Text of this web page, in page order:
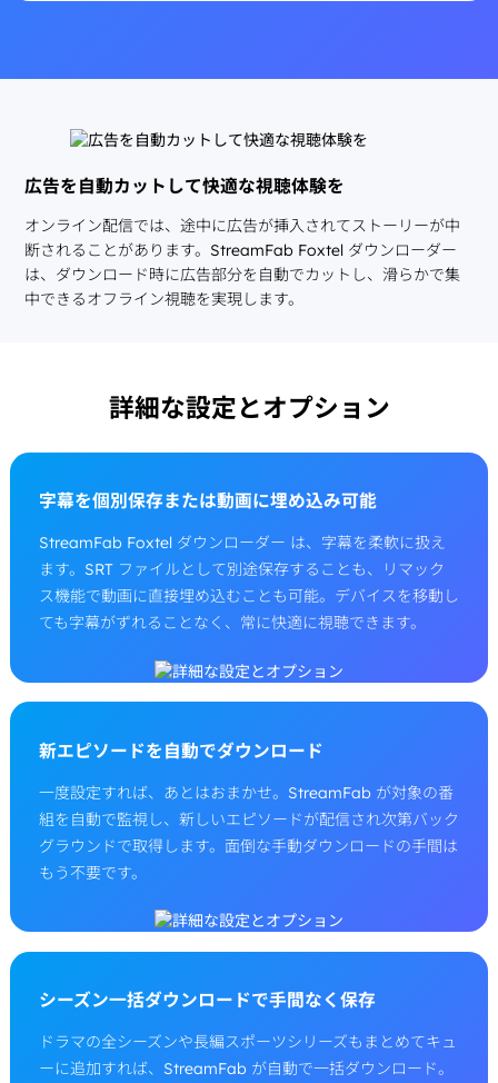
広告を自動カットして快適な視聴体験を
オンライン配信では、途中に広告が挿入されてストーリーが中
断されることがあります。StreamFab Foxtel ダウンローダー
は、ダウンロード時に広告部分を自動でカットし、滑らかで集
中できるオフライン視聴を実現します。
詳細な設定とオプション
字幕を個別保存または動画に埋め込み可能
StreamFab Foxtel ダウンローダー は、字幕を柔軟に扱え
ます。SRT ファイルとして別途保存することも、リマック
ス機能で動画に直接埋め込むことも可能。デバイスを移動し
ても字幕がずれることなく、常に快適に視聴できます。
新エピソードを自動でダウンロード
一度設定すれば、あとはおまかせ。StreamFab が対象の番
組を自動で監視し、新しいエピソードが配信され次第バック
グラウンドで取得します。面倒な手動ダウンロードの手間は
もう不要です。
シーズン一括ダウンロードで手間なく保存
ドラマの全シーズンや長編スポーツシリーズもまとめてキュ
ーに追加すれば、StreamFab が自動で一括ダウンロード。